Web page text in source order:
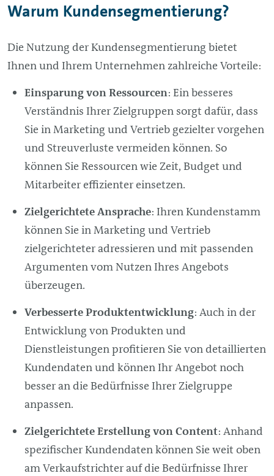
Warum Kundensegmentierung?
Die Nutzung der Kundensegmentierung bietet
Ihnen und Ihrem Unternehmen zahlreiche Vorteile:
Einsparung von Ressourcen: Ein besseres
Verständnis Ihrer Zielgruppen sorgt dafür, dass
Sie in Marketing und Vertrieb gezielter vorgehen
und Streuverluste vermeiden können. So
können Sie Ressourcen wie Zeit, Budget und
Mitarbeiter effizienter einsetzen.
Zielgerichtete Ansprache: Ihren Kundenstamm
können Sie in Marketing und Vertrieb
zielgerichteter adressieren und mit passenden
Argumenten vom Nutzen Ihres Angebots
überzeugen.
Verbesserte Produktentwicklung: Auch in der
Entwicklung von Produkten und
Dienstleistungen profitieren Sie von detaillierten
Kundendaten und können Ihr Angebot noch
besser an die Bedürfnisse Ihrer Zielgruppe
anpassen.
Zielgerichtete Erstellung von Content: Anhand
spezifischer Kundendaten können Sie weit oben
am Verkaufstrichter auf die Bedürfnisse Ihrer